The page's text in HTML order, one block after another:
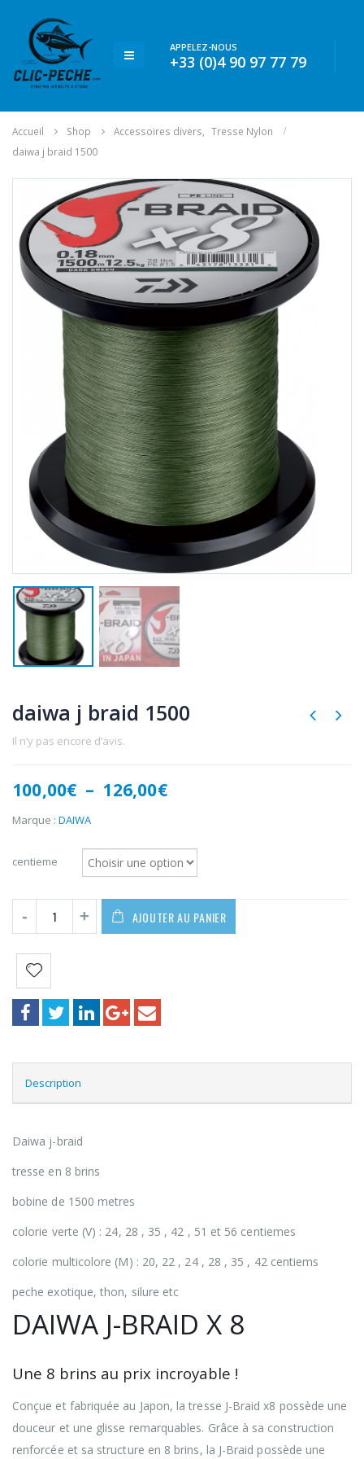
APPELEZ-NOUS
+33 (0)4 90 97 77 79
Accueil Shop Accessoires divers
Tresse Nylon
daiwa j braid 1500
daiwa j braid 1500
Il n’y pas encore d’avis.
100,00€ – 126,00€Plage
à
126,00€
Marque : DAIWA
centieme
AJOUTER AU PANIER
Description
Daiwa j-braid
tresse en 8 brins
bobine de 1500 metres
colorie verte (V) : 24, 28 , 35 , 42 , 51 et 56 centiemes
colorie multicolore (M) : 20, 22 , 24 , 28 , 35 , 42 centiems
peche exotique, thon, silure etc
DAIWA J-BRAID X 8
Une 8 brins au prix incroyable !
Conçue et fabriquée au Japon, la tresse J-Braid x8 possède une
douceur et une glisse remarquables. Grâce à sa construction
renforcée et sa structure en 8 brins, la J-Braid possède une